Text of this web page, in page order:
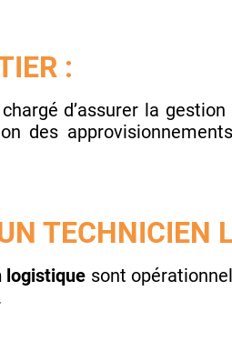
:
d’assurer la
des
TECHNICIEN
logistique sont